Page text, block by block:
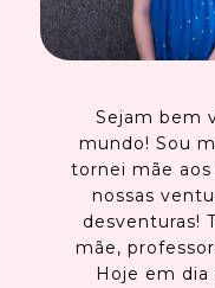
Sejam bem
mundo! Sou
tornei mãe aos
nossas
desventuras!
mãe,
Hoje em